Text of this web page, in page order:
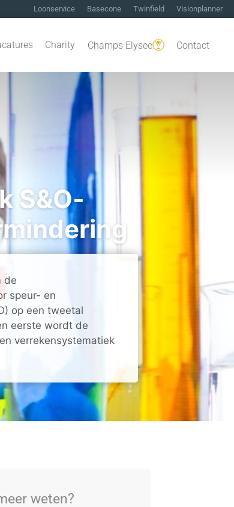
Loonservice Basecone Twinfield Visionplanner
Charity Champs Elysee Contact
S&O-
de
speur- en
op een tweetal
eerste wordt de
verrekensystematiek
weten?